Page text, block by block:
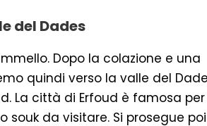
del Dades
Dopo la colazione e una
quindi verso la valle del
La città di Erfoud è famosa per
da visitare. Si prosegue